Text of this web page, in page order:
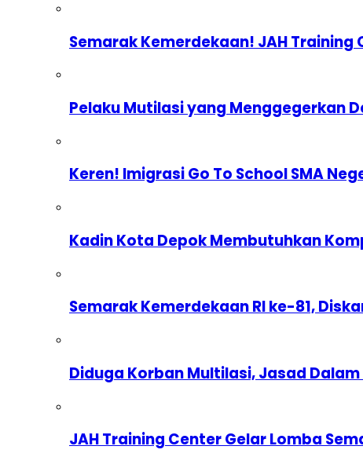
Semarak Kemerdekaan! JAH
Pelaku Mutilasi yang Menggegerkan
Keren! Imigrasi Go To School SMA
Kadin Kota Depok Membutuhkan
Semarak Kemerdekaan RI ke-81,
Diduga Korban Multilasi, Jasad
JAH Training Center Gelar Lomba